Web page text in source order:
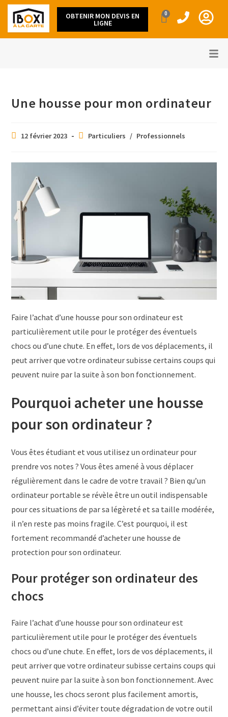
OBTENIR MON DEVIS EN
LIGNE
0
Une housse pour mon ordinateur
12 février 2023 Particuliers / Professionnels
Faire l’achat d’une housse pour son ordinateur est
particulièrement utile pour le protéger des éventuels
chocs ou d’une chute. En effet, lors de vos déplacements, il
peut arriver que votre ordinateur subisse certains coups qui
peuvent nuire par la suite à son bon fonctionnement.
Pourquoi acheter une housse
pour son ordinateur ?
Vous êtes étudiant et vous utilisez un ordinateur pour
prendre vos notes ? Vous êtes amené à vous déplacer
régulièrement dans le cadre de votre travail ? Bien qu’un
ordinateur portable se révèle être un outil indispensable
pour ces situations de par sa légèreté et sa taille modérée,
il n’en reste pas moins fragile. C’est pourquoi, il est
fortement recommandé d’acheter une housse de
protection pour son ordinateur.
Pour protéger son ordinateur des
chocs
Faire l’achat d’une housse pour son ordinateur est
particulièrement utile pour le protéger des éventuels
chocs ou d’une chute. En effet, lors de vos déplacements, il
peut arriver que votre ordinateur subisse certains coups qui
peuvent nuire par la suite à son bon fonctionnement. Avec
une housse, les chocs seront plus facilement amortis,
permettant ainsi d’éviter toute dégradation de votre outil